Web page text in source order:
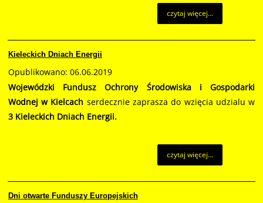
czytaj więcej...
Kieleckich Dniach Energii
Opublikowano: 06.06.2019
Wojewódzki Fundusz Ochrony Środowiska i Gospodarki
Wodnej w Kielcach serdecznie zaprasza do wzięcia udzialu w
3 Kieleckich Dniach Energii.
czytaj więcej...
Dni otwarte Funduszy Europejskich